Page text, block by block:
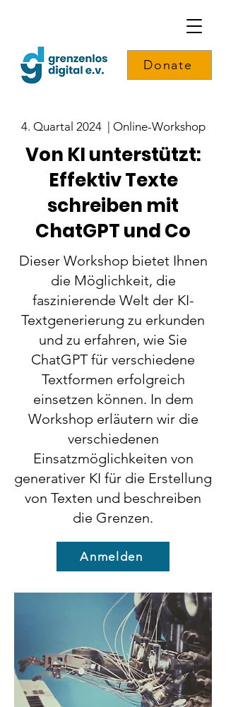
Donate
4. Quartal 2024 | Online-Workshop
Von KI unterstützt:
Effektiv Texte
schreiben mit
ChatGPT und Co
Dieser Workshop bietet Ihnen
die Möglichkeit, die
faszinierende Welt der KI-
Textgenerierung zu erkunden
und zu erfahren, wie Sie
ChatGPT für verschiedene
Textformen erfolgreich
einsetzen können. In dem
Workshop erläutern wir die
verschiedenen
Einsatzmöglichkeiten von
generativer KI für die Erstellung
von Texten und beschreiben
die Grenzen.
Anmelden